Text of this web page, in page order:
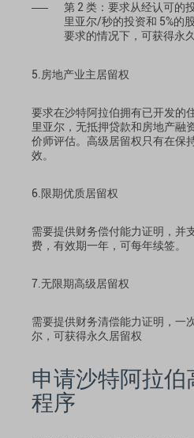
第 2 类：要求从经认可的
里亚尔/秒的投资和 5%的
要求的情况下，可获得永
5.房地产业主居留权
要求在沙特阿拉伯拥有已开发的
里亚尔，无抵押贷款和房地产融
价师评估。高级居留权只有在保
效。
6.限期优质居留权
需要提供财务偿付能力证明，并
费，有效期一年，可每年续签。
7.无限期高级居留权
需要提供财务清偿能力证明，一
尔，可获得永久居留权
申请沙特阿拉伯
程序